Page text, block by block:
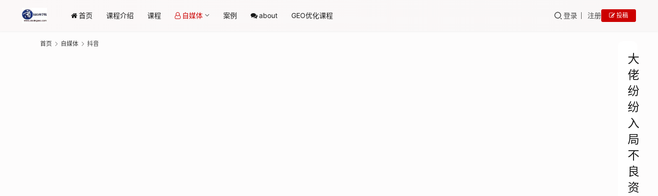
首页 课程介绍 课程 自媒体 案例 about GEO优化课程 登录 注册 投稿
首页 自媒体 抖音
大
佬
纷
纷
入
局
不
良
资